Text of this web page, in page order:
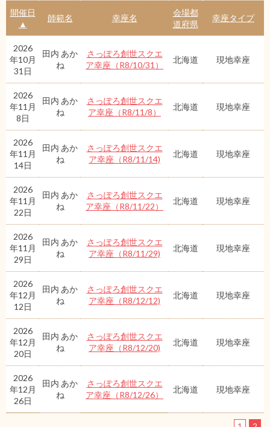
開催日
▲
師範名 幸座名
会場都
道府県
幸座タイプ
2026
年10月
31日
田内 あか
ね
さっぽろ創世スクエ
ア幸座（R8/10/31）
北海道 現地幸座
2026
年11月
8日
田内 あか
ね
さっぽろ創世スクエ
ア幸座（R8/11/8）
北海道 現地幸座
2026
年11月
14日
田内 あか
ね
さっぽろ創世スクエ
ア幸座（R8/11/14)
北海道 現地幸座
2026
年11月
22日
田内 あか
ね
さっぽろ創世スクエ
ア幸座（R8/11/22）
北海道 現地幸座
2026
年11月
29日
田内 あか
ね
さっぽろ創世スクエ
ア幸座（R8/11/29)
北海道 現地幸座
2026
年12月
12日
田内 あか
ね
さっぽろ創世スクエ
ア幸座（R8/12/12)
北海道 現地幸座
2026
年12月
20日
田内 あか
ね
さっぽろ創世スクエ
ア幸座（R8/12/20)
北海道 現地幸座
2026
年12月
26日
田内 あか
ね
さっぽろ創世スクエ
ア幸座（R8/12/26）
北海道 現地幸座